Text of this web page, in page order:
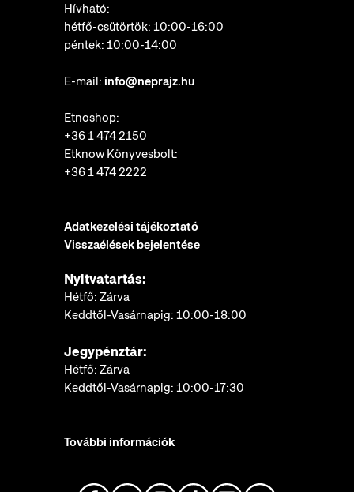
Hívható:
hétfő-csütörtök: 10:00-16:00
péntek: 10:00-14:00
E-mail: info@neprajz.hu
Etnoshop:
+36 1 474 2150
Etknow Könyvesbolt:
+36 1 474 2222
Adatkezelési tájékoztató
Visszaélések bejelentése
Nyitvatartás:
Hétfő: Zárva
Keddtől-Vasárnapig: 10:00-18:00
Jegypénztár:
Hétfő: Zárva
Keddtől-Vasárnapig: 10:00-17:30
További információk